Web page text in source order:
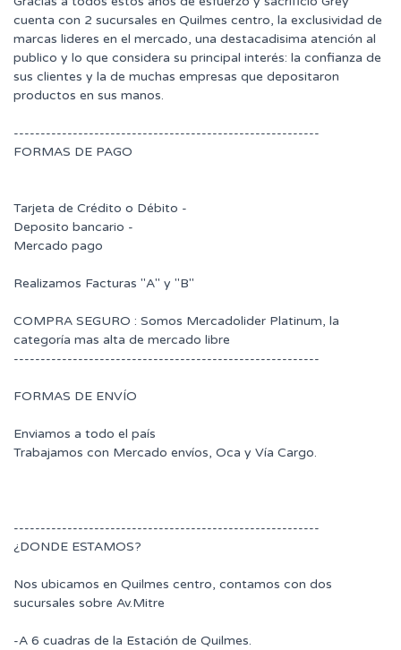
cuenta con 2 sucursales en Quilmes centro, la exclusividad de
marcas lideres en el mercado, una destacadisima atención al
publico y lo que considera su principal interés: la confianza de
sus clientes y la de muchas empresas que depositaron
productos en sus manos.
---------------------------------------------------------
FORMAS DE PAGO
Tarjeta de Crédito o Débito -
Deposito bancario -
Mercado pago
Realizamos Facturas "A" y "B"
COMPRA SEGURO : Somos Mercadolider Platinum, la
categoría mas alta de mercado libre
---------------------------------------------------------
FORMAS DE ENVÍO
Enviamos a todo el país
Trabajamos con Mercado envíos, Oca y Vía Cargo.
---------------------------------------------------------
¿DONDE ESTAMOS?
Nos ubicamos en Quilmes centro, contamos con dos
sucursales sobre Av.Mitre
-A 6 cuadras de la Estación de Quilmes.